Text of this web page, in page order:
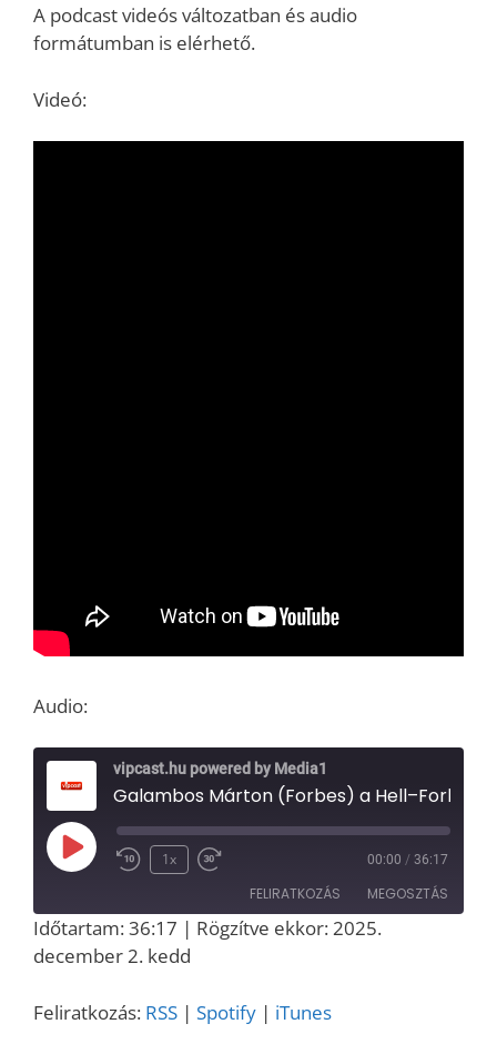
A podcast videós változatban és audio
formátumban is elérhető.
Videó:
Audio:
vipcast.hu powered by Media1
Play
1x 00:00 / 36:17
FELIRATKOZÁS MEGOSZTÁS
RSS
MEGOSZT
ÁS
LINK
Időtartam: 36:17 | Rögzítve ekkor: 2025.
december 2. kedd
Feliratkozás: RSS | Spotify | iTunes